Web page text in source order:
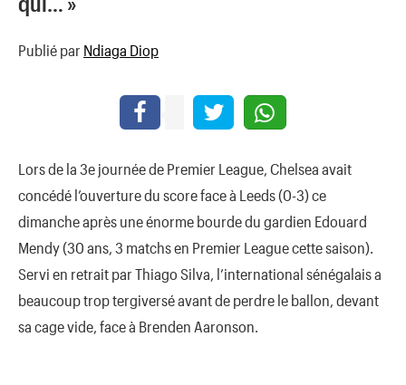
Publié par Ndiaga Diop
Lors de la 3e journée de Premier League, Chelsea avait
concédé l’ouverture du score face à Leeds (0-3) ce
dimanche après une énorme bourde du gardien Edouard
Mendy (30 ans, 3 matchs en Premier League cette saison).
Servi en retrait par Thiago Silva, l’international sénégalais a
beaucoup trop tergiversé avant de perdre le ballon, devant
sa cage vide, face à Brenden Aaronson.